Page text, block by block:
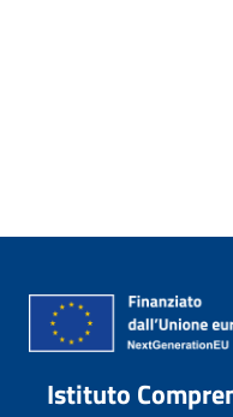
Istituto